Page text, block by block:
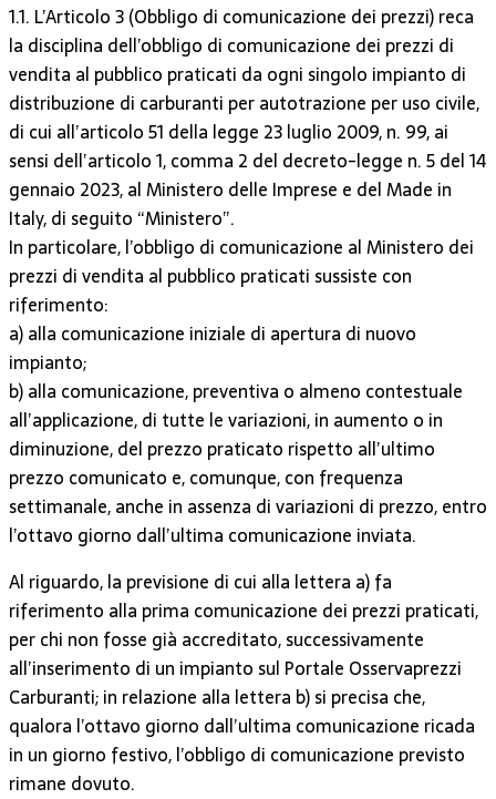
1.1. L’Articolo 3 (Obbligo di comunicazione dei prezzi) reca
la disciplina dell’obbligo di comunicazione dei prezzi di
vendita al pubblico praticati da ogni singolo impianto di
distribuzione di carburanti per autotrazione per uso civile,
di cui all’articolo 51 della legge 23 luglio 2009, n. 99, ai
sensi dell’articolo 1, comma 2 del decreto-legge n. 5 del 14
gennaio 2023, al Ministero delle Imprese e del Made in
Italy, di seguito “Ministero”.
In particolare, l’obbligo di comunicazione al Ministero dei
prezzi di vendita al pubblico praticati sussiste con
riferimento:
a) alla comunicazione iniziale di apertura di nuovo
impianto;
b) alla comunicazione, preventiva o almeno contestuale
all’applicazione, di tutte le variazioni, in aumento o in
diminuzione, del prezzo praticato rispetto all’ultimo
prezzo comunicato e, comunque, con frequenza
settimanale, anche in assenza di variazioni di prezzo, entro
l’ottavo giorno dall’ultima comunicazione inviata.
Al riguardo, la previsione di cui alla lettera a) fa
riferimento alla prima comunicazione dei prezzi praticati,
per chi non fosse già accreditato, successivamente
all’inserimento di un impianto sul Portale Osservaprezzi
Carburanti; in relazione alla lettera b) si precisa che,
qualora l’ottavo giorno dall’ultima comunicazione ricada
in un giorno festivo, l’obbligo di comunicazione previsto
rimane dovuto.